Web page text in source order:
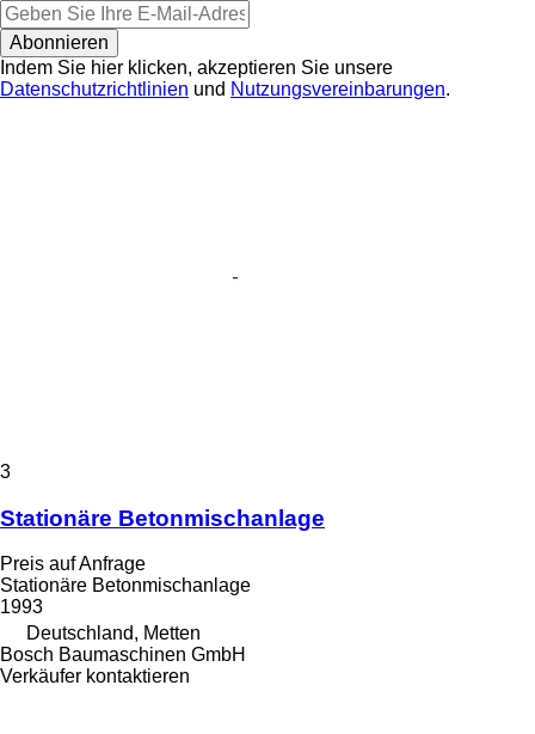
Abonnieren
Indem Sie hier klicken, akzeptieren Sie unsere
Datenschutzrichtlinien und Nutzungsvereinbarungen.
3
Stationäre Betonmischanlage
Preis auf Anfrage
Stationäre Betonmischanlage
1993
Deutschland, Metten
Bosch Baumaschinen GmbH
Verkäufer kontaktieren